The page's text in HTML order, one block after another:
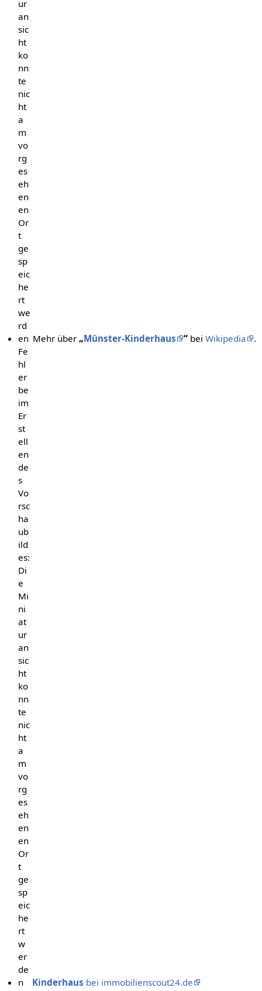
ur
an
sic
ht
ko
nn
te
nic
ht
a
m
vo
rg
es
eh
en
en
Or
t
ge
sp
eic
he
rt
we
rd
en Mehr über „Münster-Kinderhaus “ beiWikipedia
.
Fe
hl
er
be
im
Er
st
ell
en
de
s
Vo
rsc
ha
ub
ild
es:
Di
e
Mi
ni
at
ur
an
sic
ht
ko
nn
te
nic
ht
a
m
vo
rg
es
eh
en
en
Or
t
ge
sp
eic
he
rt
w
er
de
n
Kinderhaus bei immobilienscout24.de